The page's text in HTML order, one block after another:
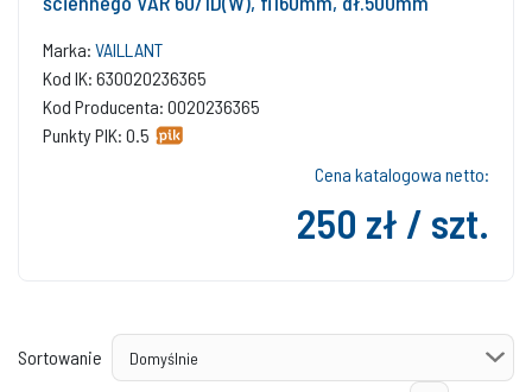
Marka: VAILLANT
Kod IK: 630020236365
Kod Producenta: 0020236365
Punkty PIK: 0.5
Cena katalogowa netto:
250 zł / szt.
Sortowanie